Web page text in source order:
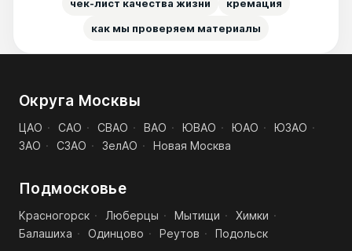
чек-лист качества жизни
кремация
как мы проверяем материалы
Округа Москвы
ЦАО · САО · СВАО · ВАО · ЮВАО · ЮАО · ЮЗАО ·
ЗАО · СЗАО · ЗелАО · Новая Москва
Подмосковье
Красногорск · Люберцы · Мытищи · Химки ·
Балашиха · Одинцово · Реутов · Подольск